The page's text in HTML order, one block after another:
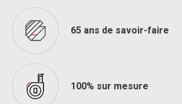
65 ans de savoir-faire
100% sur mesure